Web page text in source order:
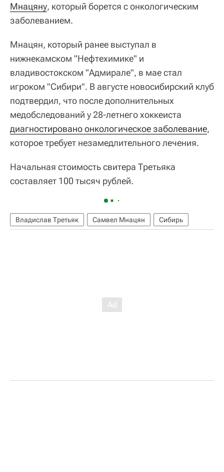
Мнацяну, который борется с онкологическим
заболеванием.
Мнацян, который ранее выступал в
нижнекамском "Нефтехимике" и
владивостокском "Адмирале", в мае стал
игроком "Сибири". В августе новосибирский клуб
подтвердил, что после дополнительных
медобследований у 28-летнего хоккеиста
диагностировано онкологическое заболевание,
которое требует незамедлительного лечения.
Начальная стоимость свитера Третьяка
составляет 100 тысяч рублей.
Владислав Третьяк Самвел Мнацян Сибирь